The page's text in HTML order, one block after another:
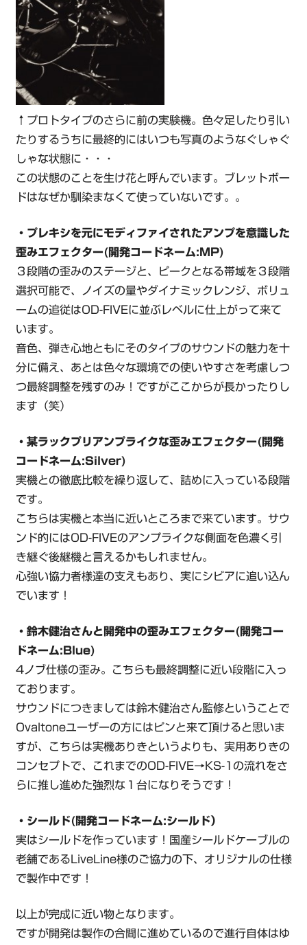
↑プロトタイプのさらに前の実験機。色々足したり引い
たりするうちに最終的にはいつも写真のようなぐしゃぐ
しゃな状態に・・・
この状態のことを生け花と呼んでいます。ブレットボー
ドはなぜか馴染まなくて使っていないです。。
・プレキシを元にモディファイされたアンプを意識した
歪みエフェクター(開発コードネーム:MP)
３段階の歪みのステージと、ピークとなる帯域を３段階
選択可能で、ノイズの量やダイナミックレンジ、ボリュ
ームの追従はOD-FIVEに並ぶレベルに仕上がって来て
います。
音色、弾き心地ともにそのタイプのサウンドの魅力を十
分に備え、あとは色々な環境での使いやすさを考慮しつ
つ最終調整を残すのみ！ですがここからが長かったりし
ます（笑）
・某ラックプリアンプライクな歪みエフェクター(開発
コードネーム:Silver)
実機との徹底比較を繰り返して、詰めに入っている段階
です。
こちらは実機と本当に近いところまで来ています。サウ
ンド的にはOD-FIVEのアンプライクな側面を色濃く引
き継ぐ後継機と言えるかもしれません。
心強い協力者様達の支えもあり、実にシビアに追い込ん
でいます！
・鈴木健治さんと開発中の歪みエフェクター(開発コー
ドネーム:Blue)
4ノブ仕様の歪み。こちらも最終調整に近い段階に入っ
ております。
サウンドにつきましては鈴木健治さん監修ということで
Ovaltoneユーザーの方にはピンと来て頂けると思いま
すが、こちらは実機ありきというよりも、実用ありきの
コンセプトで、これまでのOD-FIVE→KS-1の流れをさ
らに推し進めた強烈な１台になりそうです！
・シールド(開発コードネーム:シールド）
実はシールドを作っています！国産シールドケーブルの
老舗であるLiveLine様のご協力の下、オリジナルの仕様
で製作中です！
以上が完成に近い物となります。
ですが開発は製作の合間に進めているので進行自体はゆ